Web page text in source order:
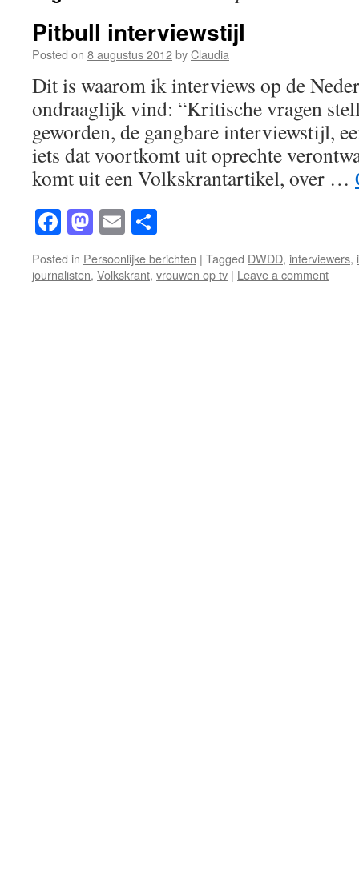
Pitbull interviewstijl
Posted on 8 augustus 2012byClaudia
Dit is waarom ik interviews op de
ondraaglijk vind: “Kritische vragen
geworden, de gangbare interviewstijl,
iets dat voortkomt uit oprechte
komt uit een Volkskrantartikel, over …
Facebook
Mastodon
Email
Posted in Persoonlijke berichten | Tagged DWDD, interviewers,
journalisten, Volkskrant, vrouwen op tv | Leave a comment